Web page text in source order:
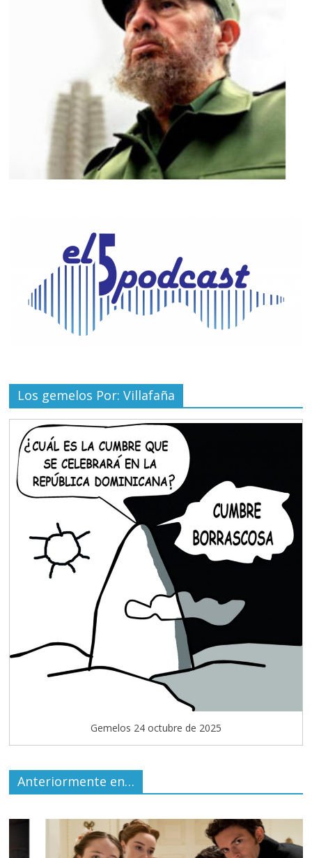
Los gemelos Por: Villafaña
Gemelos 24 octubre de 2025
Anteriormente en…